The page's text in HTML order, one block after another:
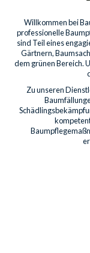
Willkommen bei
professionelle
sind Teil eines
Gärtnern,
dem grünen Bereich.
Zu unseren